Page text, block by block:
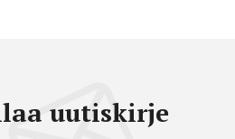
uutiskirje